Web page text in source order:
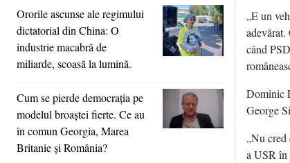
Ororile ascunse ale regimului
dictatorial din China: O
industrie macabră de
miliarde, scoasă la lumină.
Cum se pierde democraţia pe
modelul broaştei fierte. Ce au
în comun Georgia, Marea
Britanie şi România?
„E un
când
Dominic
George
„Nu cred
a USR în